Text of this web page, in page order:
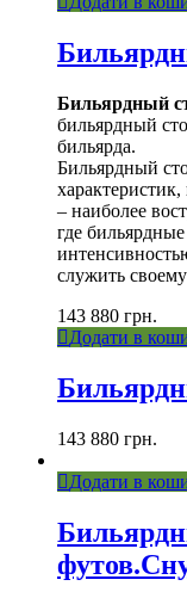
Бильярдный
бильярдный
бильярда.
Бильярдный
– наиболее
где
служить
143 880 грн.
Додати в
143 880 грн.
Додати в